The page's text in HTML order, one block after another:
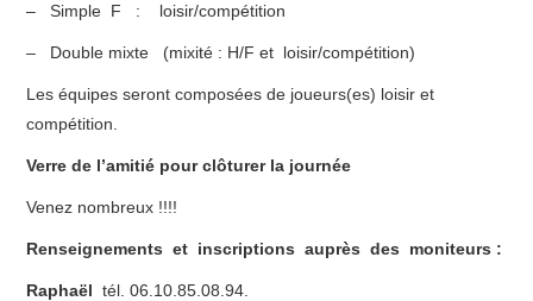
– Simple F : loisir/compétition
– Double mixte (mixité : H/F et loisir/compétition)
Les équipes seront composées de joueurs(es) loisir et
compétition.
Verre de l’amitié pour clôturer la journée
Venez nombreux !!!!
Renseignements et inscriptions auprès des moniteurs :
Raphaël tél. 06.10.85.08.94.